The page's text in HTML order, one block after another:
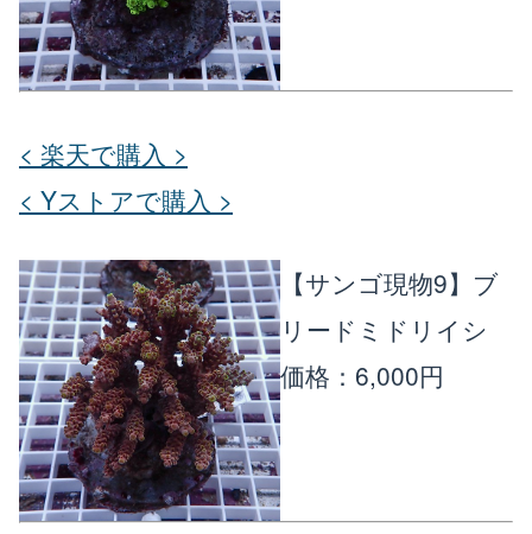
< 楽天で購入 >
< Yストアで購入 >
【サンゴ現物9】ブ
リードミドリイシ
価格：6,000円